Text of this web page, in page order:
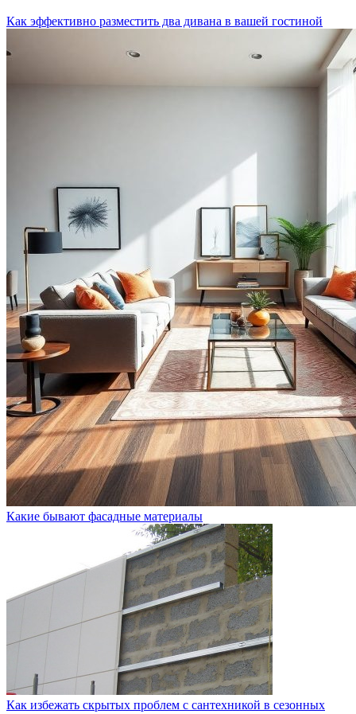
Как эффективно разместить два дивана в вашей гостиной
Какие бывают фасадные материалы
Как избежать скрытых проблем с сантехникой в сезонных